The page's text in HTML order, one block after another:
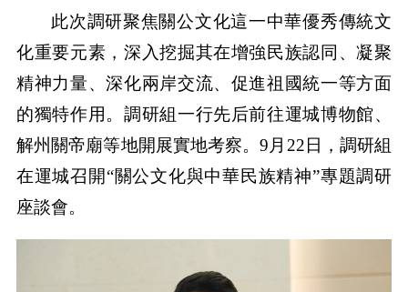
此次調研聚焦關公文化這一中華優秀傳統文
化重要元素，深入挖掘其在增強民族認同、凝聚
精神力量、深化兩岸交流、促進祖國統一等方面
的獨特作用。調研組一行先后前往運城博物館、
解州關帝廟等地開展實地考察。9月22日，調研組
在運城召開“關公文化與中華民族精神”專題調研
座談會。